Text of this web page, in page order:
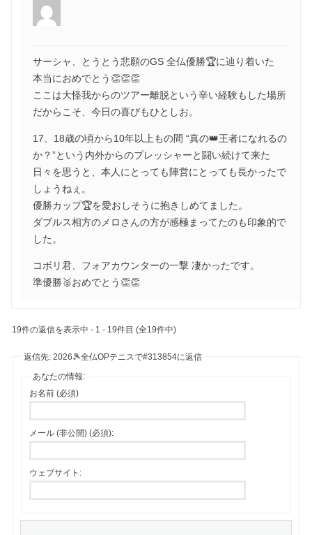
サーシャ、とうとう悲願のGS 全仏優勝🏆に辿り着いた
本当におめでとう👏👏👏
ここは大怪我からのツアー離脱という辛い経験もした場所
だからこそ、今日の喜びもひとしお。
17、18歳の頃から10年以上もの間 “真の👑王者になれるの
か？”という内外からのプレッシャーと闘い続けて来た
日々を思うと、本人にとっても陣営にとっても長かったで
しょうねぇ。
優勝カップ🏆を愛おしそうに抱きしめてました。
ダブルス相方のメロさんの方が感極まってたのも印象的で
した。
コボリ君、フォアカウンターの一撃 凄かったです。
準優勝🥈おめでとう👏👏
19件の返信を表示中 - 1 - 19件目 (全19件中)
返信先: 2026🎾全仏OPテニスで#313854に返信
あなたの情報:
お名前 (必須)
メール (非公開) (必須):
ウェブサイト: